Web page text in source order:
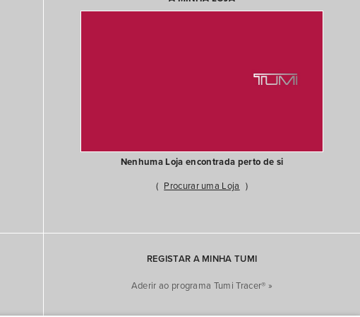
Nenhuma Loja encontrada perto de si
Procurar uma Loja
REGISTAR A MINHA TUMI
Aderir ao programa Tumi Tracer® »